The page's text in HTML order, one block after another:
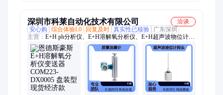
深圳市科莱自动化技术有限公司
洽谈
安心购
综合体验L0 回复及时 真实性已核验
广东深圳
主营： E+H ph分析仪、E+H溶解氧分析仪、E+H超声波物位计、
E+H电磁流量计、E+H仪表